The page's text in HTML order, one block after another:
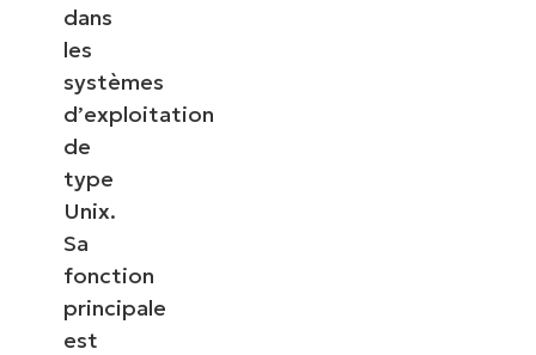
dans
les
systèmes
d’exploitation
de
type
Unix.
Sa
fonction
principale
est